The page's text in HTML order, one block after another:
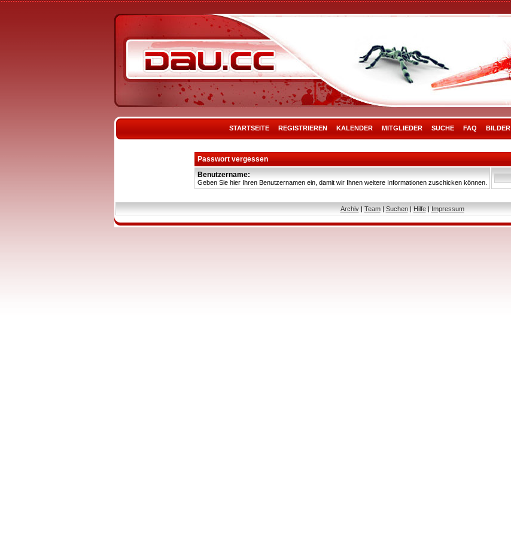
STARTSEITE REGISTRIEREN KALENDER MITGLIEDER SUCHE FAQ BILDER
Passwort vergessen
Benutzername:
Geben Sie hier Ihren Benutzernamen ein, damit wir Ihnen weitere Informationen zuschicken können.
Archiv| Team| Suchen| Hilfe| Impressum